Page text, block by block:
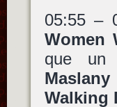
05:55 –
Women
que un
Maslany
Walking